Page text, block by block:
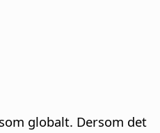
globalt. Dersom det